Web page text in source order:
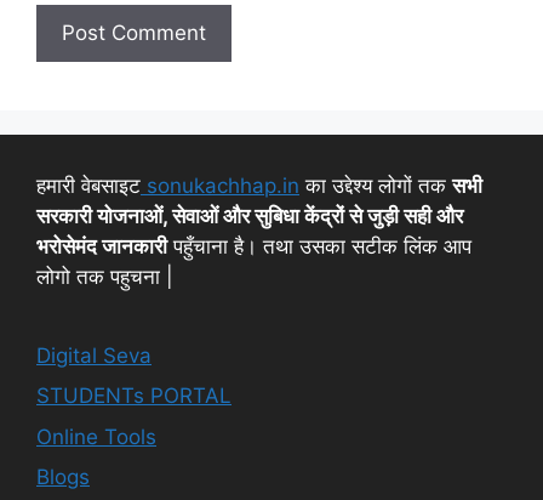
हमारी वेबसाइट sonukachhap.in का उद्देश्य लोगों तकसभी
सरकारी योजनाओं, सेवाओं और सुबिधा केंद्रों से जुड़ी सही और
भरोसेमंद जानकारीपहुँचाना है। तथा उसका सटीक लिंक आप
लोगो तक पहुचना |
Digital Seva
STUDENTs PORTAL
Online Tools
Blogs